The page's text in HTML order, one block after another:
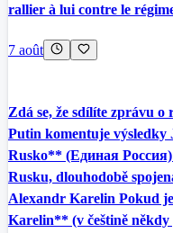
rallier à lui contre le
7 août
Zdá se, že sdílíte zprávu
Putin komentuje výsledky
Rusko** (Единая
Rusku, dlouhodobě
Alexandr Karelin Pokud
Karelin** (v češtině